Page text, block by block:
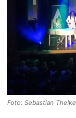
Foto: Sebastian Thelke